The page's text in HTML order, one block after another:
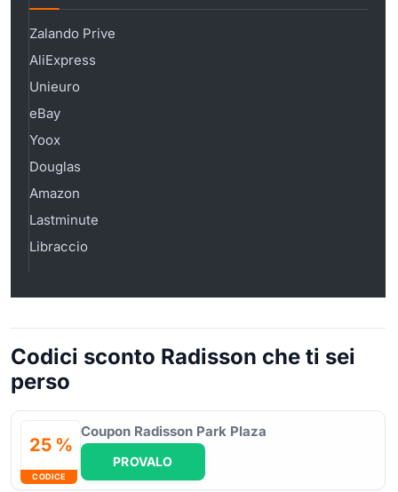
Zalando Prive
AliExpress
Unieuro
eBay
Yoox
Douglas
Amazon
Lastminute
Libraccio
Codici sconto Radisson che ti sei
perso
25 %
CODICE
Coupon Radisson Park Plaza
PROVALO